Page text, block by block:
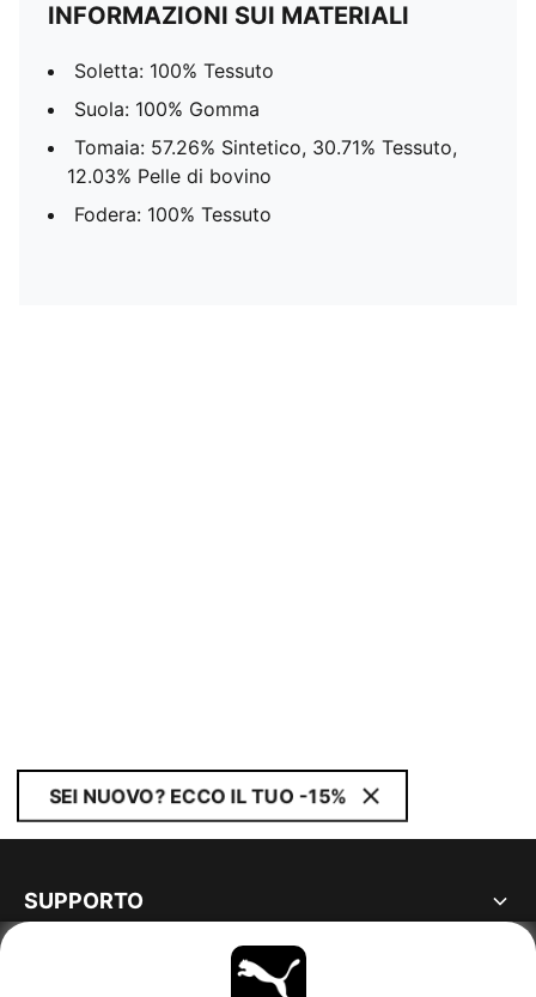
INFORMAZIONI SUI MATERIALI
Soletta: 100% Tessuto
Suola: 100% Gomma
Tomaia: 57.26% Sintetico, 30.71% Tessuto,
12.03% Pelle di bovino
Fodera: 100% Tessuto
SEI NUOVO? ECCO IL TUO -15%
SUPPORTO
MAGGIORI INFORMAZIONI